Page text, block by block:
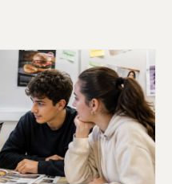
WAS WIR SEHEN